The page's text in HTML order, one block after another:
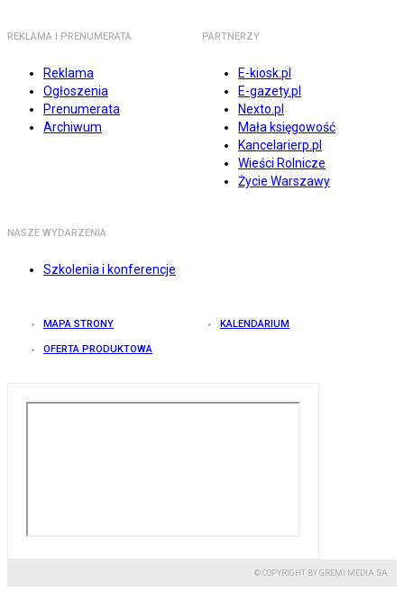
REKLAMA I PRENUMERATA
Reklama
Ogłoszenia
Prenumerata
Archiwum
PARTNERZY
E-kiosk.pl
E-gazety.pl
Nexto.pl
Mała księgowość
Kancelarierp.pl
Wieści Rolnicze
Życie Warszawy
NASZE WYDARZENIA
Szkolenia i konferencje
MAPA STRONY KALENDARIUM
OFERTA PRODUKTOWA
© COPYRIGHT BY GREMI MEDIA SA